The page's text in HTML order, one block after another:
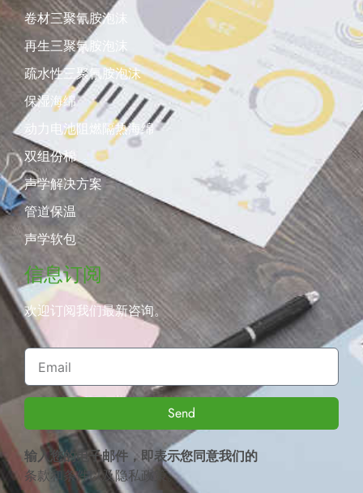
卷材三聚氰胺泡沫
再生三聚氰胺泡沫
疏水性三聚氰胺泡沫
保湿海绵
动力电池阻燃隔热海绵
双组份棉
声学解决方案
管道保温
声学软包
信息订阅
欢迎订阅我们最新咨询。
Send
输入您的电子邮件，即表示您同意我们的
条款和条件以及隐私政策。